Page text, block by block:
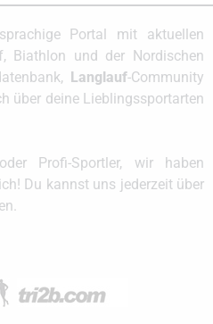
Portal mit aktuellen
Biathlon und der Nordischen
Langlauf-Community
über deine Lieblingssportarten
Profi-Sportler, wir haben
Du kannst uns jederzeit über